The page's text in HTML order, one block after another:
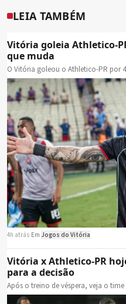
LEIA TAMBÉM
Vitória goleia Athletico-
que muda
O Vitória goleou o Athletico-PR por
4h atrás Em Jogos do Vitória
Vitória x Athletico-PR
para a decisão
Após o treino de véspera, veja o